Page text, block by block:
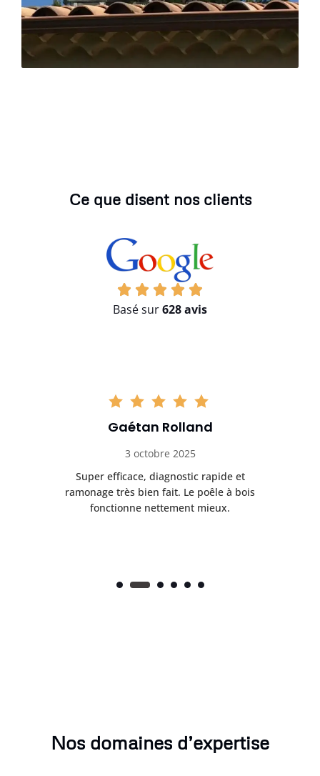
Ce que disent nos clients
Basé sur628 avis
Gaétan Rolland
3 octobre 2025
Super efficace, diagnostic rapide et
ramonage très bien fait. Le poêle à bois
fonctionne nettement mieux.
Nos domaines d’expertise